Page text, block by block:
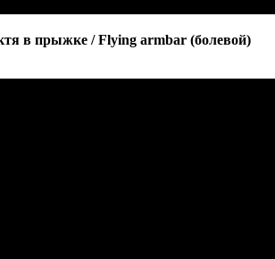
в прыжке / Flying armbar (болевой)